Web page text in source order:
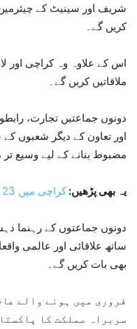
شریف اور سینیٹ کے
کریں گے۔
اس کے علاوہ وہ کراچی اور
ملاقاتیں کریں گے۔
دونوں جماعتیں تجارت،
اور تعاون کے دیگر شعبوں کے
مضبوط بنانے کے لیے وسیع
یہ بھی پڑھیں:کراچی میں 23 اپریل 2024 کوعام تعطیل کا اعلان
دونوں جماعتوں کے رہنما
ساتھ علاقائی اور عالمی
بھی بات کریں گے۔
فروری میں ہونے والے
سربراہ مملکت کا